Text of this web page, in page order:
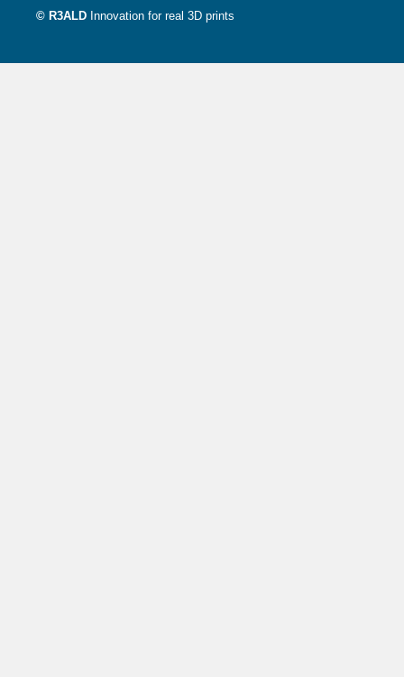
© R3ALD Innovation for real 3D prints